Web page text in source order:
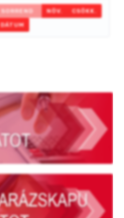
SORREND NÖV.
CSÖKK.
DÁTUM